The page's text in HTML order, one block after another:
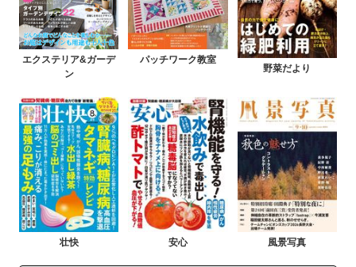
エクステリア&ガーデ
ン
パッチワーク教室
野菜だより
壮快 安心 風景写真